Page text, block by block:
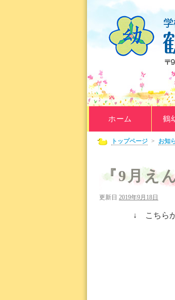
ホーム 鶴
トップページ > お知
『9月え
更新日 2019年9月18日
↓ こちら